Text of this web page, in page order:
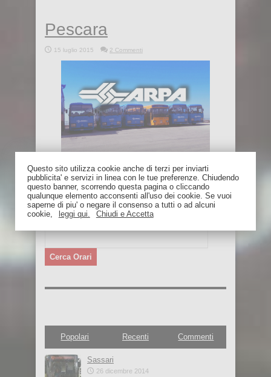
Pescara
15 luglio 2015 2 Commenti
Pescara Orari Autobus
Leggi Articolo »
RICERCA VELOCE
Popolari Recenti Commenti
Sassari
26 dicembre 2014
Questo sito utilizza cookie anche di terzi per inviarti
pubblicita' e servizi in linea con le tue preferenze. Chiudendo
questo banner, scorrendo questa pagina o cliccando
qualunque elemento acconsenti all'uso dei cookie. Se vuoi
saperne di piu' o negare il consenso a tutti o ad alcuni
cookie,
leggi qui. Chiudi e Accetta